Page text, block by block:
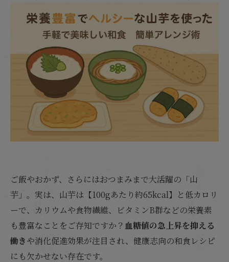
ご飯やおかず、さらにはおつまみまで大活躍の「山
芋」。実は、山芋は【100gあたり約65kcal】と低カロリ
ーで、カリウムや食物繊維、ビタミンB群などの栄養素
も豊富なことをご存知ですか？ 血糖値の急上昇を抑える
働きや消化促進効果が注目され、健康志向の和食レシピ
にも欠かせない存在です。